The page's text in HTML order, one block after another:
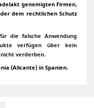
genemigten Firmen,
dem rechtlichen Schutz
die falsche Anwendung
verfügen über kein
verderben.
(Alicante) in Spanien.